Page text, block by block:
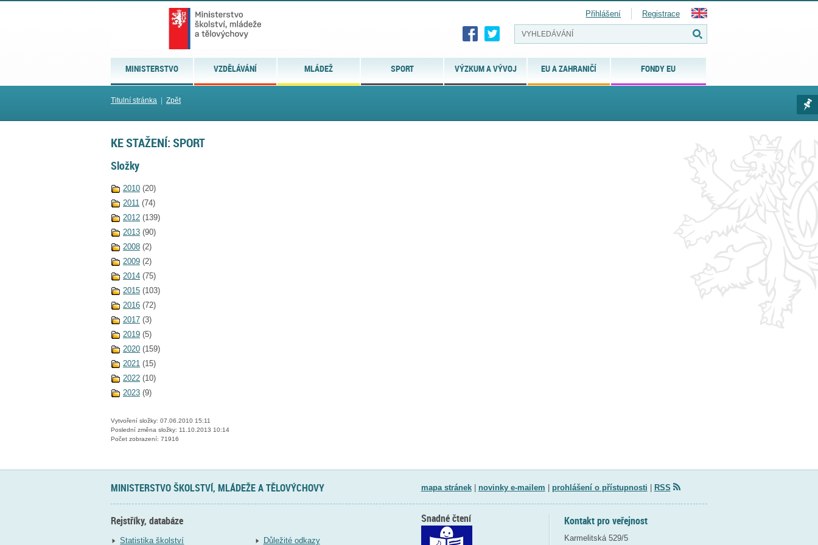
MINISTERSTVO VZDĚLÁVÁNÍ MLÁDEŽ SPORT VÝZKUM A VÝVOJ EU A ZAHRANIČÍ FONDY EU
Přihlášení Registrace
Titulní stránka Zpět
KE STAŽENÍ: SPORT
Složky
2010 (20)
2011 (74)
2012 (139)
2013 (90)
2008 (2)
2009 (2)
2014 (75)
2015 (103)
2016 (72)
2017 (3)
2019 (5)
2020 (159)
2021 (15)
2022 (10)
2023 (9)
Vytvoření složky: 07.06.2010 15:11
Poslední změna složky: 11.10.2013 10:14
Počet zobrazení: 71916
MINISTERSTVO ŠKOLSTVÍ, MLÁDEŽE A TĚLOVÝCHOVY mapa stránek| novinky e-mailem prohlášení o přístupnosti RSS
Rejstříky, databáze
Statistika školství Důležité odkazy
Kontakt pro veřejnost
Karmelitská 529/5
Snadné čtení